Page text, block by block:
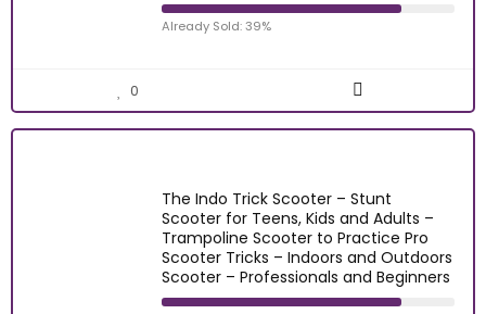
Already Sold: 39%
0
The Indo Trick Scooter – Stunt
Scooter for Teens, Kids and Adults –
Trampoline Scooter to Practice Pro
Scooter Tricks – Indoors and Outdoors
Scooter – Professionals and Beginners